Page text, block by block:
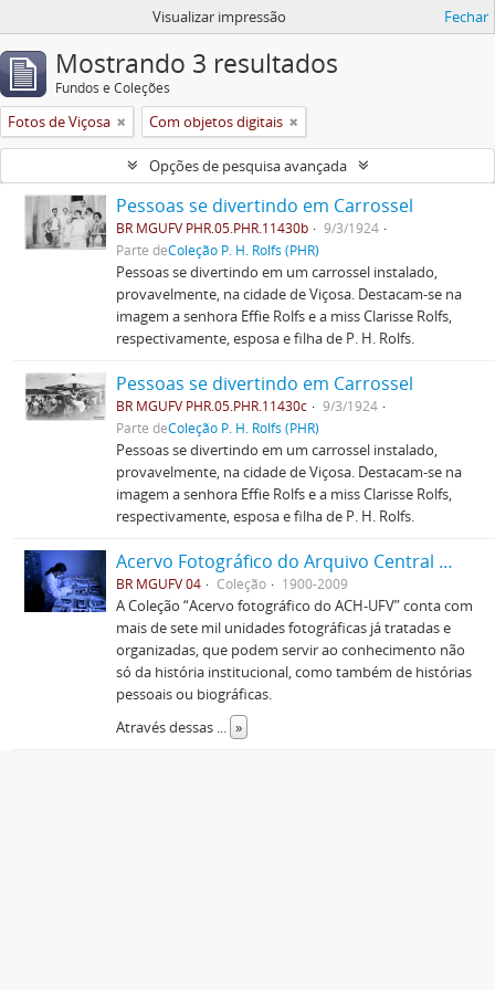
Visualizar impressão Fechar
Mostrando 3 resultados
Fundos e Coleções
Fotos de Viçosa Com objetos digitais
Opções de pesquisa avançada
Pessoas se divertindo em Carrossel
BR MGUFV PHR.05.PHR.11430b
9/3/1924
Parte deColeção P. H. Rolfs (PHR)
Pessoas se divertindo em um carrossel instalado,
provavelmente, na cidade de Viçosa. Destacam-se na
imagem a senhora Effie Rolfs e a miss Clarisse Rolfs,
respectivamente, esposa e filha de P. H. Rolfs.
Pessoas se divertindo em Carrossel
BR MGUFV PHR.05.PHR.11430c
9/3/1924
Parte deColeção P. H. Rolfs (PHR)
Pessoas se divertindo em um carrossel instalado,
provavelmente, na cidade de Viçosa. Destacam-se na
imagem a senhora Effie Rolfs e a miss Clarisse Rolfs,
respectivamente, esposa e filha de P. H. Rolfs.
Acervo Fotográfico do Arquivo Central Histórico da UFV
BR MGUFV 04 Coleção 1900-2009
A Coleção “Acervo fotográfico do ACH-UFV” conta com
mais de sete mil unidades fotográficas já tratadas e
organizadas, que podem servir ao conhecimento não
só da história institucional, como também de histórias
pessoais ou biográficas.
Através dessas ... »